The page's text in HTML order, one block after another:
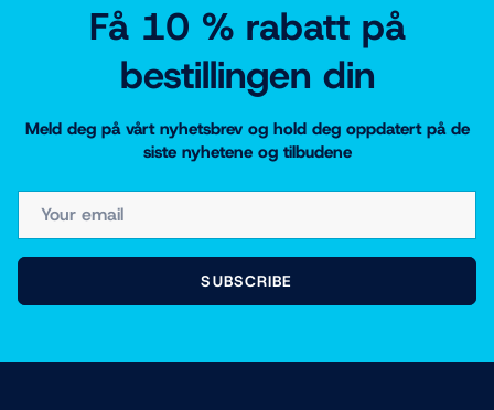
Få 10 % rabatt på
bestillingen din
Meld deg på vårt nyhetsbrev og hold deg oppdatert på de
siste nyhetene og tilbudene
SUBSCRIBE